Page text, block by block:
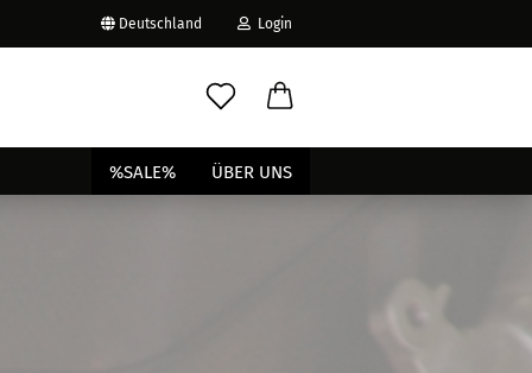
Deutschland Login
%SALE% ÜBER UNS